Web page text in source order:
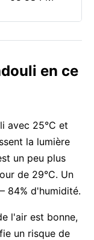
en ce
avec 25°C et
la lumière
un peu plus
de 29°C. Un
84% d'humidité.
l'air est bonne,
un risque de